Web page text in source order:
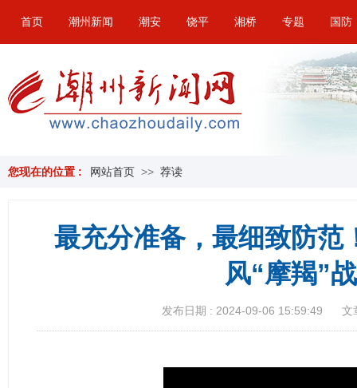
首页 潮州新闻 潮安 饶平 湘桥 专题 国防
您现在的位置 : 网站首页 >> 荐读
最充分准备，最细致防范
风“摩羯”
发布日期 : 2024-09-06 15:59:49 文